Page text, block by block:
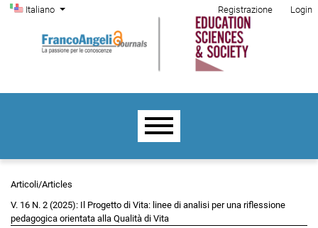
Salta al menu principale di navigazione
Salta al contenuto principale
Salta al piè di pagina del sito
Cambia la lingua. La lingua corrente è:
Italiano
Menu di amministrazione
Registrazione Login
Menu principale
Articoli/Articles
V. 16 N. 2 (2025): Il Progetto di Vita: linee di analisi per una riflessione
pedagogica orientata alla Qualità di Vita